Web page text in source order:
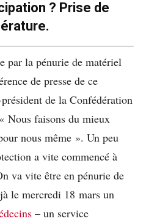
? Prise de
par la pénurie de matériel
de presse de ce
de la Confédération
Nous faisons du mieux
nous même ». Un peu
a vite commencé à
va vite être en pénurie de
le mercredi 18 mars un
– un service